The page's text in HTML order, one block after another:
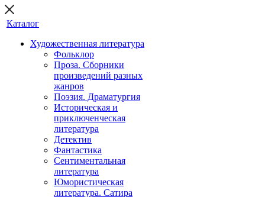
Каталог
Художественная литература
Фольклор
Проза. Сборники
произведений разных
жанров
Поэзия. Драматургия
Историческая и
приключенческая
литература
Детектив
Фантастика
Сентиментальная
литература
Юмористическая
литература. Сатира